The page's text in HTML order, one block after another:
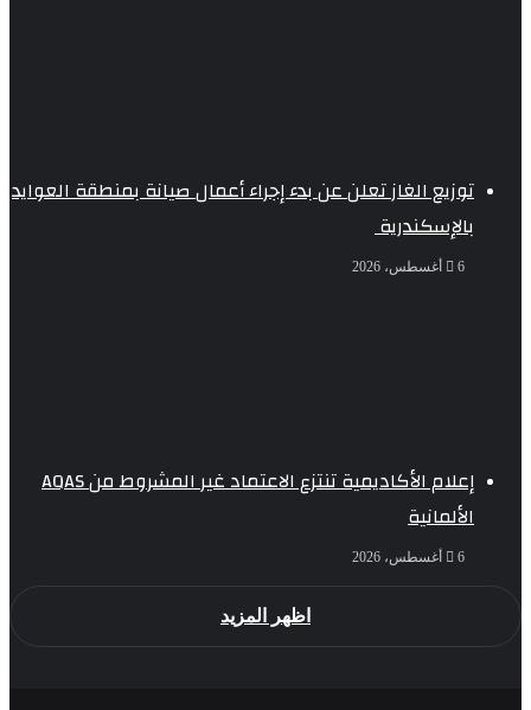
توزيع الغاز تعلن عن بدء إجراء أعمال صيانة بمنطقة العوايد
بالإسكندرية
6 أغسطس، 2026
إعلام الأكاديمية تنتزع الاعتماد غير المشروط من AQAS
الألمانية
6 أغسطس، 2026
اظهر المزيد